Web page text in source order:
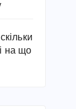
на що